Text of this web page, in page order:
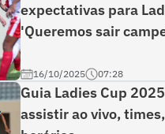
expectativas para
'Queremos sair
16/10/2025 07:28
Guia Ladies Cup
assistir ao vivo,